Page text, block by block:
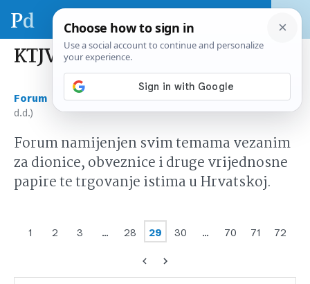
KTJV (Kutjevo d.d.)
Forum Tržište kapitala Hrvatska ›
KTJV (Kutjevo
d.d.)
Forum namijenjen svim temama vezanim
za dionice, obveznice i druge vrijednosne
papire te trgovanje istima u Hrvatskoj.
1 2 3 … 28 29 30 … 70 71 72